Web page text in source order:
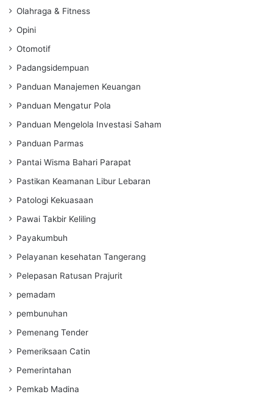
Olahraga & Fitness
Opini
Otomotif
Padangsidempuan
Panduan Manajemen Keuangan
Panduan Mengatur Pola
Panduan Mengelola Investasi Saham
Panduan Parmas
Pantai Wisma Bahari Parapat
Pastikan Keamanan Libur Lebaran
Patologi Kekuasaan
Pawai Takbir Keliling
Payakumbuh
Pelayanan kesehatan Tangerang
Pelepasan Ratusan Prajurit
pemadam
pembunuhan
Pemenang Tender
Pemeriksaan Catin
Pemerintahan
Pemkab Madina